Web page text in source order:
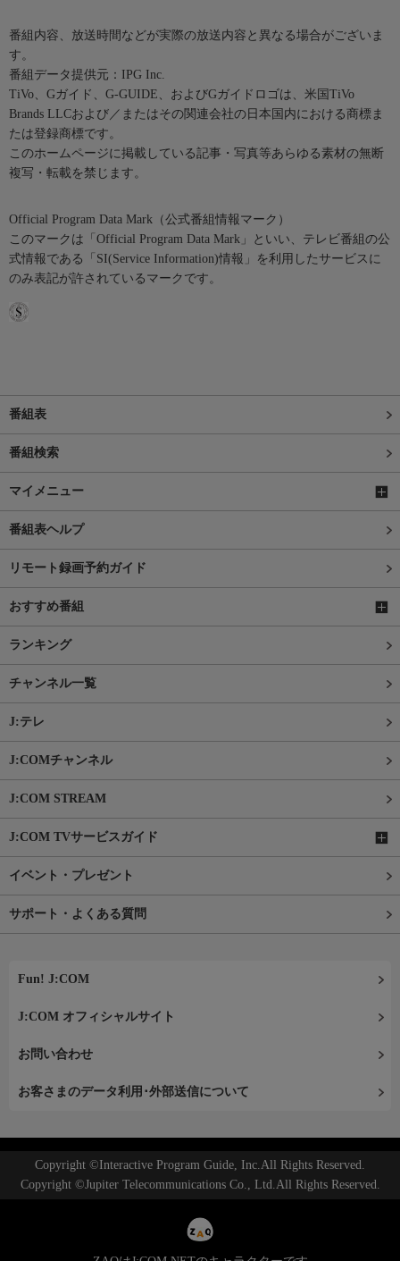
番組内容、放送時間などが実際の放送内容と異なる場合がございま
す。
番組データ提供元：IPG Inc.
TiVo、Gガイド、G-GUIDE、およびGガイドロゴは、米国TiVo
Brands LLCおよび／またはその関連会社の日本国内における商標ま
たは登録商標です。
このホームページに掲載している記事・写真等あらゆる素材の無断
複写・転載を禁じます。
Official Program Data Mark（公式番組情報マーク）
このマークは「Official Program Data Mark」といい、テレビ番組の公
式情報である「SI(Service Information)情報」を利用したサービスに
のみ表記が許されているマークです。
番組表
番組検索
マイメニュー
番組表ヘルプ
リモート録画予約ガイド
おすすめ番組
ランキング
チャンネル一覧
J:テレ
J:COMチャンネル
J:COM STREAM
J:COM TVサービスガイド
イベント・プレゼント
サポート・よくある質問
Fun! J:COM
J:COM オフィシャルサイト
お問い合わせ
お客さまのデータ利用･外部送信について
Copyright ©Interactive Program Guide, Inc.All Rights Reserved.
Copyright ©Jupiter Telecommunications Co., Ltd.All Rights Reserved.